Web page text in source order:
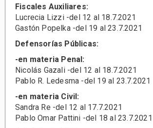
Fiscales Auxiliares:
Lucrecia Lizzi -del 12 al 18.7.2021
Gastón Popelka -del 19 al 23.7.2021
Defensorías Públicas:
-en materia Penal:
Nicolás Gazali -del 12 al 18.7.2021
Pablo R. Ledesma -del 19 al 23.7.2021
-en materia Civil:
Sandra Re -del 12 al 17.7.2021
Pablo Omar Pattini -del 18 al 23.7.2021